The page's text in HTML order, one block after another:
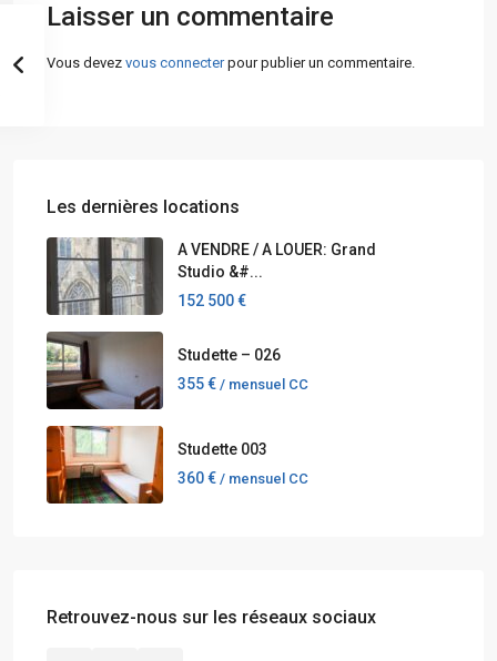
Laisser un commentaire
Vous devez vous connecterpour publier un commentaire.
Les dernières locations
A VENDRE / A LOUER: Grand
Studio &#...
152 500 €
Studette – 026
355 € / mensuel CC
Studette 003
360 € / mensuel CC
Retrouvez-nous sur les réseaux sociaux